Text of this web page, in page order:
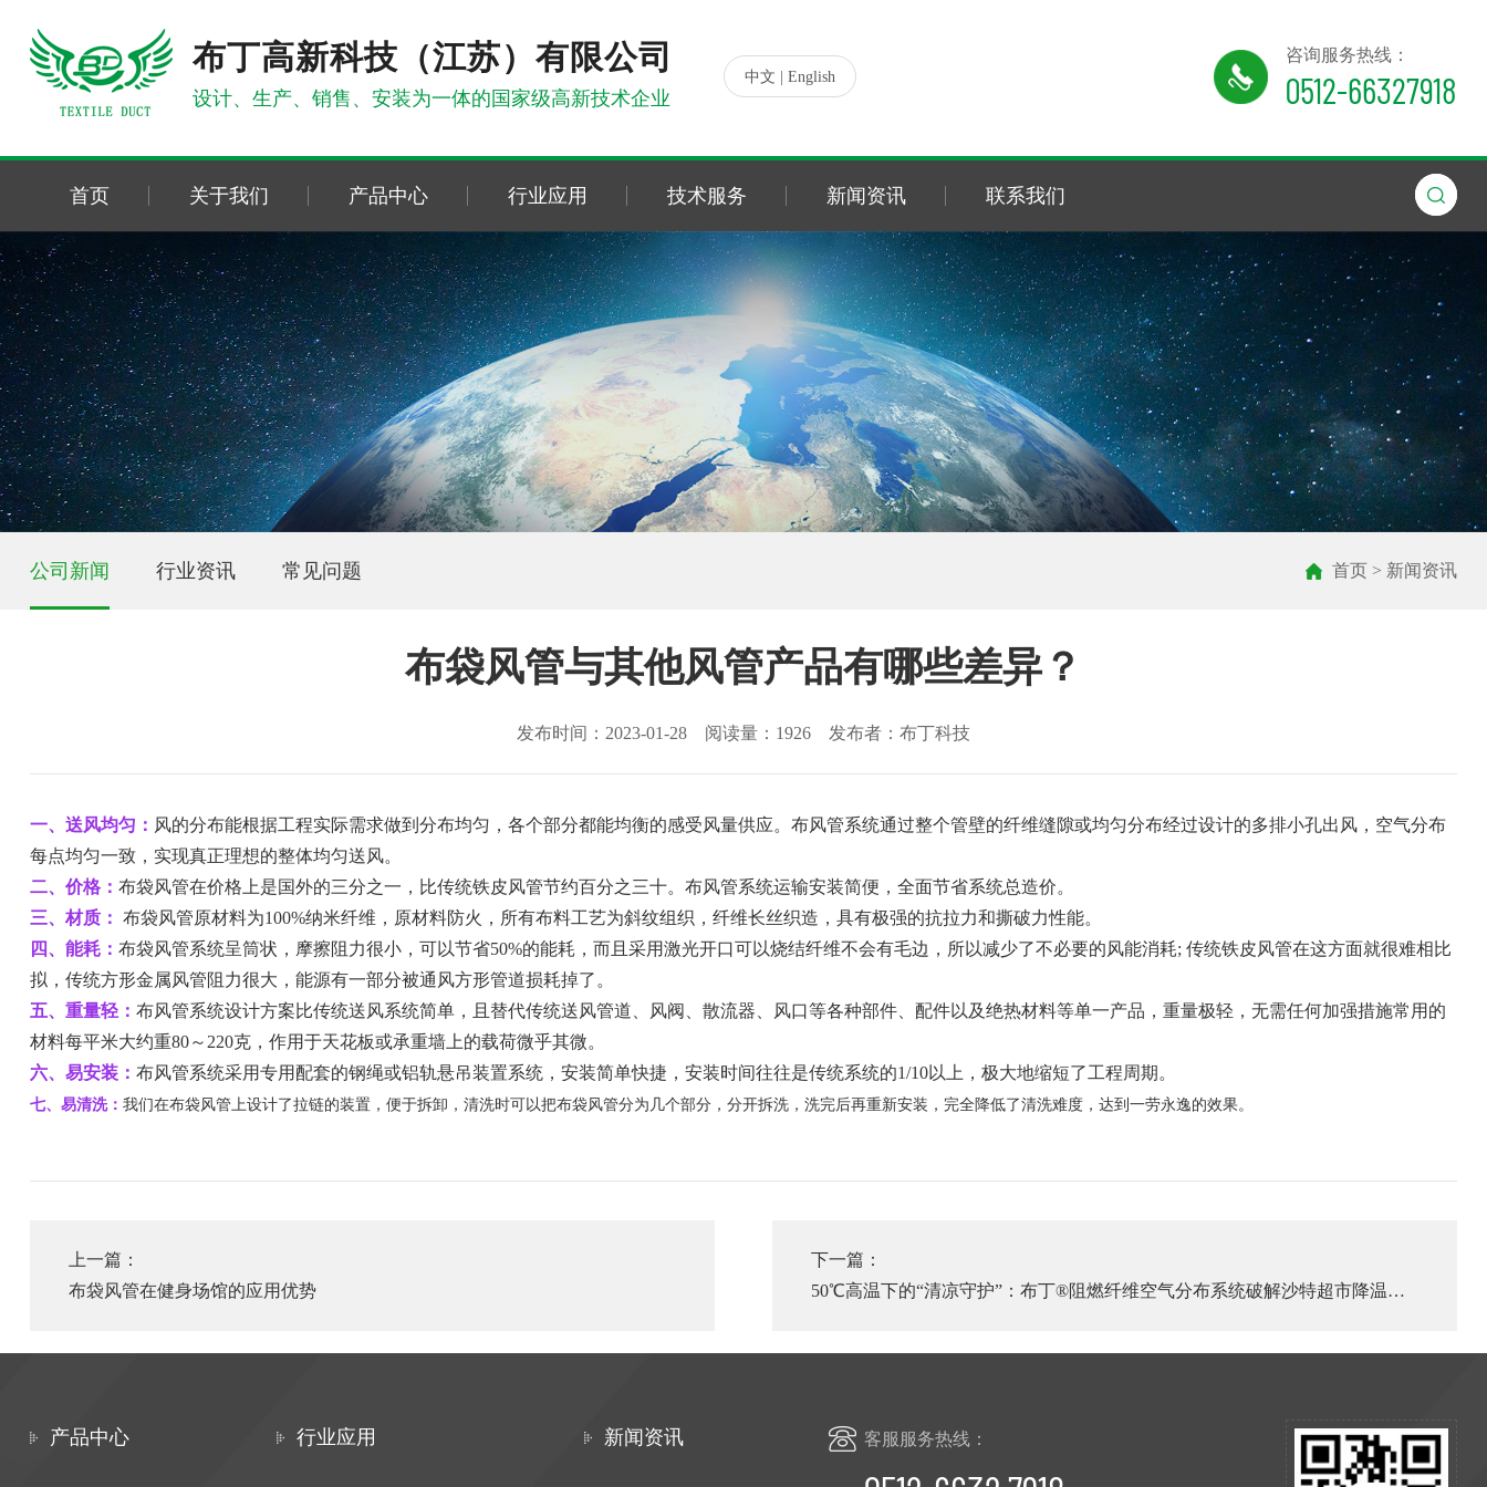
布丁高新科技（江苏）有限公司
设计、生产、销售、安装为一体的国家级高新技术企业
中文 | English
咨询服务热线：
0512-66327918
首页 关于我们 产品中心 行业应用 技术服务 新闻资讯 联系我们
公司新闻 行业资讯 常见问题 首页 > 新闻资讯
布袋风管与其他风管产品有哪些差异？
发布时间：2023-01-28 阅读量：1926 发布者：布丁科技
一、送风均匀： 风的分布能根据工程实际需求做到分布均匀，各个部分都能均衡的感受风量供应。布风管系统通过整个管壁的纤维缝隙或均匀分布经过设计的多排小孔出风，空气分布
每点均匀一致，实现真正理想的整体均匀送风。
二、价格： 布袋风管在价格上是国外的三分之一，比传统铁皮风管节约百分之三十。布风管系统运输安装简便，全面节省系统总造价。
三、材质： 布袋风管原材料为100%纳米纤维，原材料防火，所有布料工艺为斜纹组织，纤维长丝织造，具有极强的抗拉力和撕破力性能。
四、能耗： 布袋风管系统呈筒状，摩擦阻力很小，可以节省50%的能耗，而且采用激光开口可以烧结纤维不会有毛边，所以减少了不必要的风能消耗; 传统铁皮风管在这方面就很难相比
拟，传统方形金属风管阻力很大，能源有一部分被通风方形管道损耗掉了。
五、重量轻： 布风管系统设计方案比传统送风系统简单，且替代传统送风管道、风阀、散流器、风口等各种部件、配件以及绝热材料等单一产品，重量极轻，无需任何加强措施常用的
材料每平米大约重80～220克，作用于天花板或承重墙上的载荷微乎其微。
六、易安装： 布风管系统采用专用配套的钢绳或铝轨悬吊装置系统，安装简单快捷，安装时间往往是传统系统的1/10以上，极大地缩短了工程周期。
七、易清洗： 我们在布袋风管上设计了拉链的装置，便于拆卸，清洗时可以把布袋风管分为几个部分，分开拆洗，洗完后再重新安装，完全降低了清洗难度，达到一劳永逸的效果。
上一篇：
布袋风管在健身场馆的应用优势
下一篇：
50℃高温下的“清凉守护”：布丁®阻燃纤维空气分布系统破解沙特超市降温难
产品中心 行业应用 新闻资讯 客服服务热线：